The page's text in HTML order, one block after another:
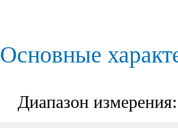
Основные
Диапазон измерения: